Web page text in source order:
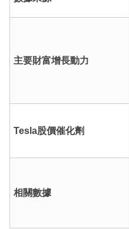
主要財富增長動力
Tesla股價催化劑
相關數據